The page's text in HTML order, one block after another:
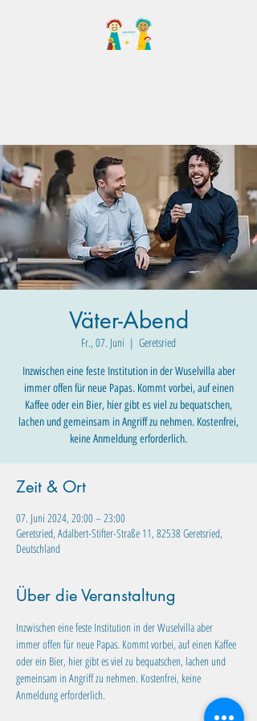
Väter-Abend
Fr., 07. Juni
  |
Geretsried
Inzwischen eine feste Institution in der Wuselvilla aber
immer offen für neue Papas. Kommt vorbei, auf einen
Kaffee oder ein Bier, hier gibt es viel zu bequatschen,
lachen und gemeinsam in Angriff zu nehmen. Kostenfrei,
keine Anmeldung erforderlich.
Zeit & Ort
07. Juni 2024, 20:00 – 23:00
Geretsried, Adalbert-Stifter-Straße 11, 82538 Geretsried,
Deutschland
Über die Veranstaltung
Inzwischen eine feste Institution in der Wuselvilla aber
immer offen für neue Papas. Kommt vorbei, auf einen Kaffee
oder ein Bier, hier gibt es viel zu bequatschen, lachen und
gemeinsam in Angriff zu nehmen. Kostenfrei, keine
Anmeldung erforderlich.